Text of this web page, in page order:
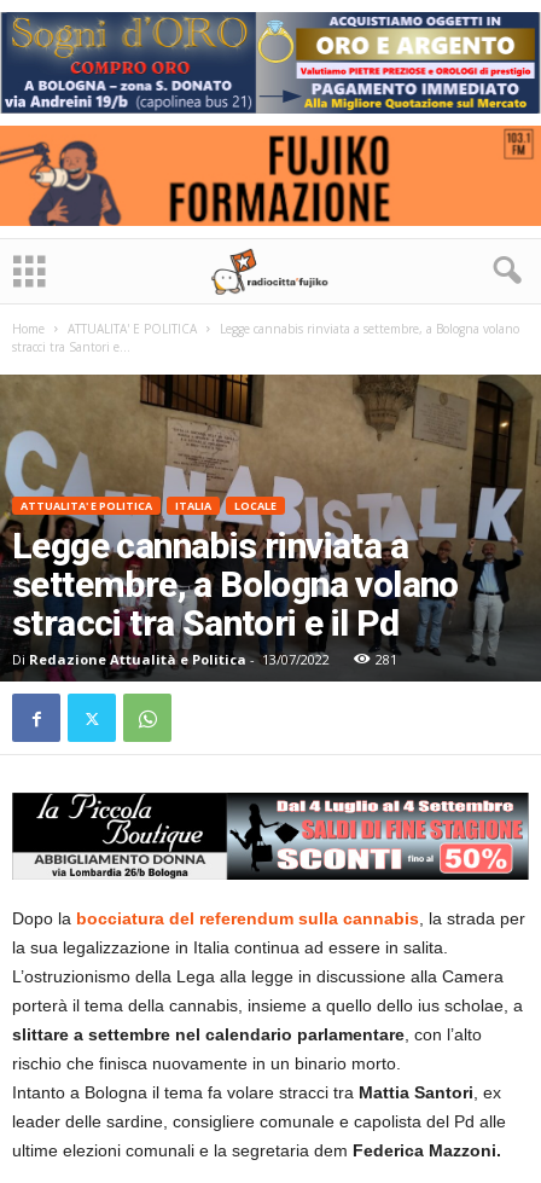
Home ATTUALITA' E POLITICA
Legge cannabis rinviata a settembre, a Bologna volano
stracci tra Santori e...
ATTUALITA' E POLITICA ITALIA LOCALE
Legge cannabis rinviata a
settembre, a Bologna volano
stracci tra Santori e il Pd
Di Redazione Attualità e Politica - 13/07/2022 281
Dopo la bocciatura del referendum sulla cannabis, la strada per
la sua legalizzazione in Italia continua ad essere in salita.
L’ostruzionismo della Lega alla legge in discussione alla Camera
porterà il tema della cannabis, insieme a quello dello ius scholae, a
slittare a settembre nel calendario parlamentare, con l’alto
rischio che finisca nuovamente in un binario morto.
Intanto a Bologna il tema fa volare stracci tra Mattia Santori, ex
leader delle sardine, consigliere comunale e capolista del Pd alle
ultime elezioni comunali e la segretaria dem Federica Mazzoni.